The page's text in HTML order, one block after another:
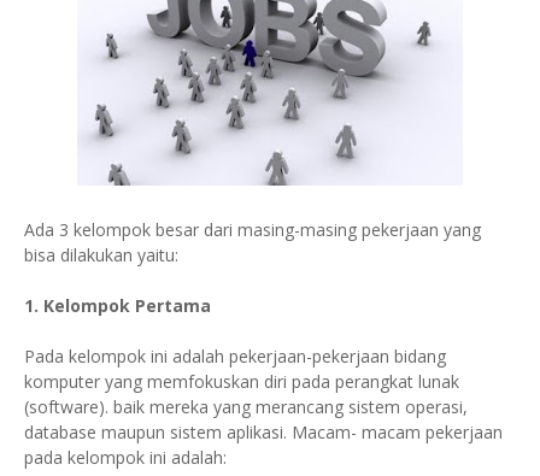
Ada 3 kelompok besar dari masing-masing pekerjaan yang
bisa dilakukan yaitu:
1. Kelompok Pertama
Pada kelompok ini adalah pekerjaan-pekerjaan bidang
komputer yang memfokuskan diri pada perangkat lunak
(software). baik mereka yang merancang sistem operasi,
database maupun sistem aplikasi. Macam- macam pekerjaan
pada kelompok ini adalah: